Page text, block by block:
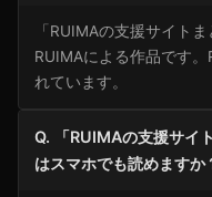
「RUIMAの支援サイト
RUIMAによる作品です
れています。
Q. 「RUIMAの支援サイ
はスマホでも読めますか